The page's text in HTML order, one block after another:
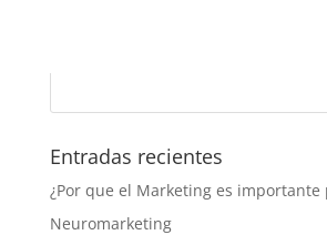
Entradas recientes
¿Por que el Marketing es importante
Neuromarketing